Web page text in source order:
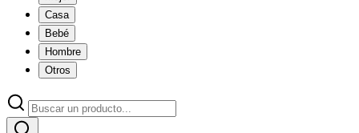
Casa
Bebé
Hombre
Otros